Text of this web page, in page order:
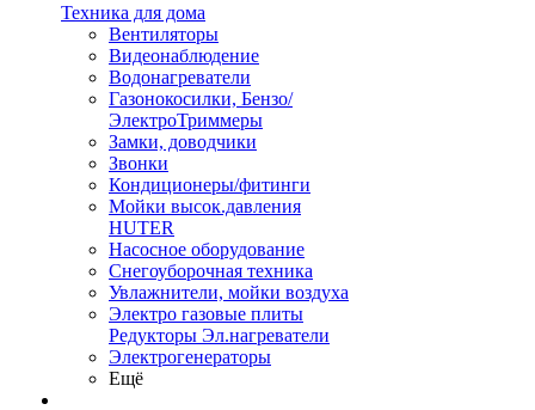
Техника для дома
Вентиляторы
Видеонаблюдение
Водонагреватели
Газонокосилки, Бензо/
ЭлектроТриммеры
Замки, доводчики
Звонки
Кондиционеры/фитинги
Мойки высок.давления
HUTER
Насосное оборудование
Снегоуборочная техника
Увлажнители, мойки воздуха
Электро газовые плиты
Редукторы Эл.нагреватели
Электрогенераторы
Ещё